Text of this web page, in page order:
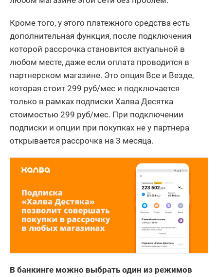
Кроме того, у этого платежного средства есть
дополнительная функция, после подключения
которой рассрочка становится актуальной в
любом месте, даже если оплата проводится в
партнерском магазине. Это опция Все и Везде,
которая стоит 299 руб/мес и подключается
только в рамках подписки Халва Десятка
стоимостью 299 руб/мес. При подключении
подписки и опции при покупках не у партнера
открывается рассрочка на 3 месяца.
В банкинге можно выбрать один из режимов